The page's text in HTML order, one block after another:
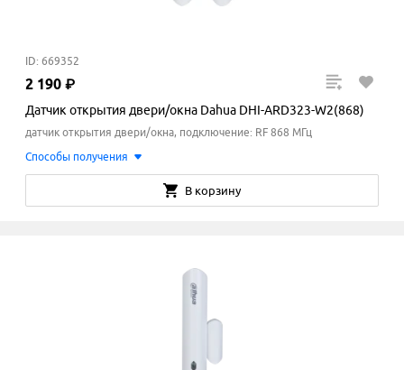
ID: 669352
2 190 ₽
Датчик открытия двери/окна Dahua DHI-ARD323-W2(868)
датчик открытия двери/окна, подключение: RF 868 МГц
Способы получения
В корзину